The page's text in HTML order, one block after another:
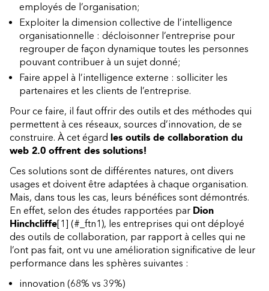
employés de l’organisation;
Exploiter la dimension collective de l’intelligence
organisationnelle : décloisonner l’entreprise pour
regrouper de façon dynamique toutes les personnes
pouvant contribuer à un sujet donné;
Faire appel à l’intelligence externe : solliciter les
partenaires et les clients de l’entreprise.
Pour ce faire, il faut offrir des outils et des méthodes qui
permettent à ces réseaux, sources d’innovation, de se
construire. À cet égard les outils de collaboration du
web 2.0 offrent des solutions!
Ces solutions sont de différentes natures, ont divers
usages et doivent être adaptées à chaque organisation.
Mais, dans tous les cas, leurs bénéfices sont démontrés.
En effet, selon des études rapportées par Dion
Hinchcliffe[1] (#_ftn1), les entreprises qui ont déployé
des outils de collaboration, par rapport à celles qui ne
l’ont pas fait, ont vu une amélioration significative de leur
performance dans les sphères suivantes :
innovation (68% vs 39%)